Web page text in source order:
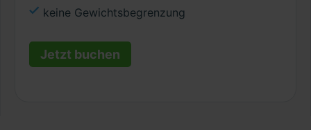
keine Gewichtsbegrenzung
Jetzt buchen